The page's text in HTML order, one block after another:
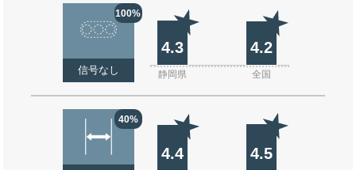
100%
信号なし
4.3 4.2
静岡県 全国
40%
4.4 4.5